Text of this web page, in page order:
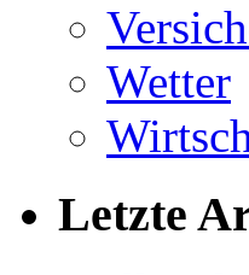
Wetter
Letzte